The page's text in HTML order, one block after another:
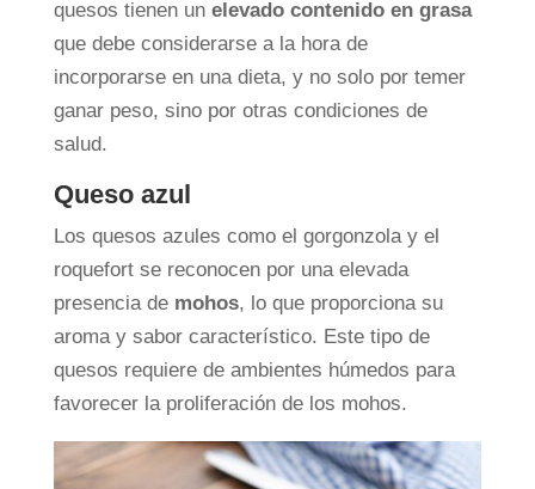
quesos tienen un elevado contenido en grasa
que debe considerarse a la hora de
incorporarse en una dieta, y no solo por temer
ganar peso, sino por otras condiciones de
salud.
Queso azul
Los quesos azules como el gorgonzola y el
roquefort se reconocen por una elevada
presencia de mohos, lo que proporciona su
aroma y sabor característico. Este tipo de
quesos requiere de ambientes húmedos para
favorecer la proliferación de los mohos.